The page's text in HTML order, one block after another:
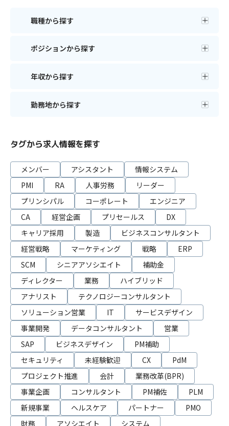
職種から探す
ポジションから探す
年収から探す
勤務地から探す
タグから求人情報を探す
メンバー アシスタント
情報システム
PMI
RA 人事労務
リーダー
プリンシパル
コーポレート
エンジニア
CA
経営企画 プリセールス
DX
キャリア採用
製造
ビジネスコンサルタント
経営戦略
マーケティング 戦略
ERP
SCM
シニアアソシエイト
補助金
ディレクター
業務
ハイブリッド
アナリスト
テクノロジーコンサルタント
ソリューション営業
IT
サービスデザイン
事業開発
データコンサルタント
営業
SAP
ビジネスデザイン
PM補助
セキュリティ
未経験歓迎 CX
PdM
プロジェクト推進
会計
業務改革(BPR)
事業企画
コンサルタント PM補佐
PLM
新規事業
ヘルスケア パートナー
PMO
財務
アソシエイト システム